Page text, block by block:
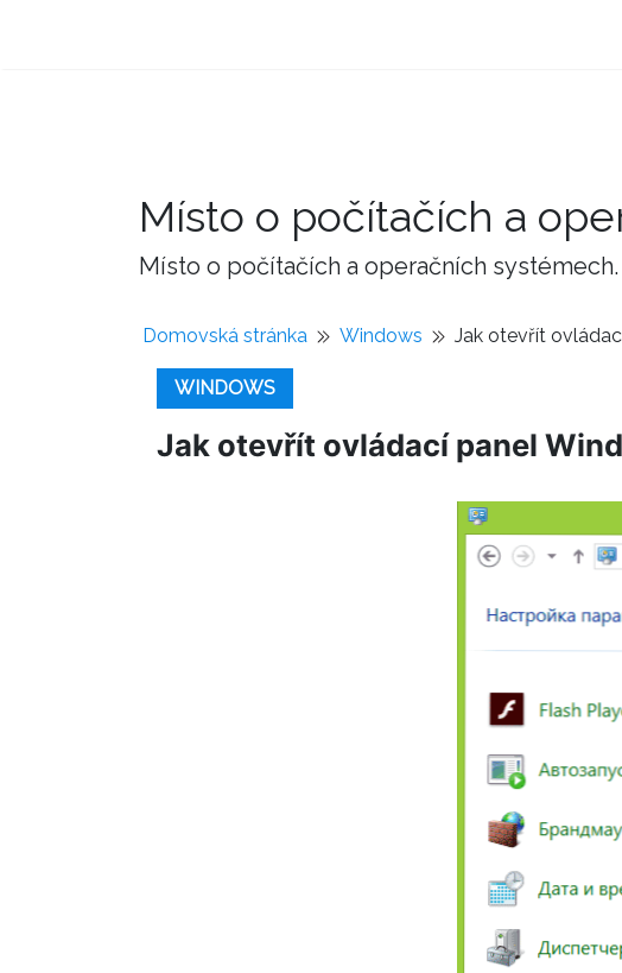
Místo o počítačích a
Místo o počítačích a operačních
Domovská stránka Windows Jak otevřít
WINDOWS
Jak otevřít ovládací panel